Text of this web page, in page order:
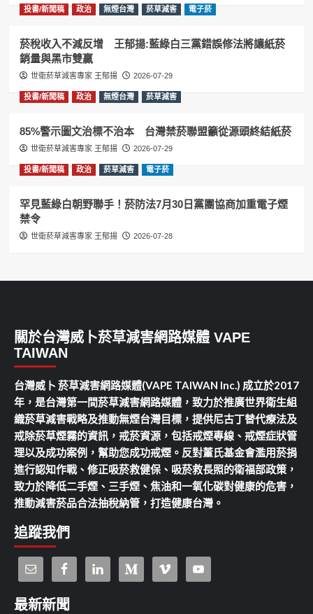
投書/新聞稿 政治 無煙台灣 菸草減害 電子菸
菸稅收入不減反增 王郁揚:藍綠白三黨錯誤修法將讓紙菸
銷量與黑市雙贏
世衛菸草減害專家 王郁揚 2026-07-29
投書/新聞稿 政治 無煙台灣 菸草減害
85%警示圖文治標不治本 台灣禁菸聯盟籲從源頭終結紙菸
世衛菸草減害專家 王郁揚 2026-07-29
投書/新聞稿 政治 菸草減害 電子菸
罕見藍綠白朝野聯手！菸防法7月30日黨團協商加重電子煙
禁令
世衛菸草減害專家 王郁揚 2026-07-28
關於台灣威卜菸草減害網路媒體 VAPE
TAIWAN
台灣威卜 菸草減害網路媒體(VAPE TAIWAN Inc.) 成立於2017
年，是台灣第一間菸草減害網路媒體，致力於推廣世界衛生組
織菸草減害戰略及推動無煙台灣目標，提供尼古丁替代療法及
戒除菸草煙霧的資訊，戒菸資源，包括戒煙專線、戒煙症狀管
理以及成功案例，幫助您成功戒煙。反對董氏基金會濫用菸捐
進行認知作戰、修正吸菸救健保、吸菸救長照的衛福部政策，
致力於降低二手煙、三手煙、焦油和一氧化碳對健康的危害，
推動減害菸品合法抽稅納管，打造健康台灣。
追蹤我們
最新新聞